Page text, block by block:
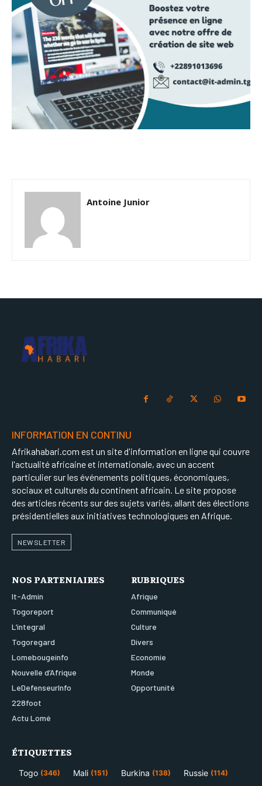
Antoine Junior
INFORMATION EN CONTINU
Afrikahabari.com est un site d'information en ligne qui couvre
l'actualité africaine et internationale, avec un accent
particulier sur les événements politiques, économiques,
sociaux et culturels du continent africain. Le site propose
des articles récents sur des sujets variés, allant des élections
présidentielles aux initiatives technologiques en Afrique.
NEWSLETTER
NOS PARTENIAIRES
It-Admin
Togoreport
L’integral
Togoregard
Lomebougeinfo
Nouvelle d’Afrique
LeDefenseurInfo
228foot
Actu Lomé
RUBRIQUES
Afrique
Communiqué
Culture
Divers
Economie
Monde
Opportunité
ÉTIQUETTES
Togo (346) Mali (151) Burkina (138) Russie (114)